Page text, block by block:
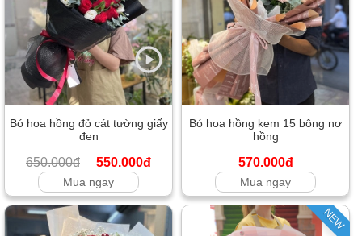
Bó hoa hồng đỏ cát tường giấy
đen
650.000đ 550.000đ
Mua ngay
Bó hoa hồng kem 15 bông nơ
hồng
570.000đ
Mua ngay
NEW